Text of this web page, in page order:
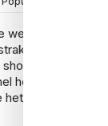
webshops op
en welke
het ECCO-
voordeligst